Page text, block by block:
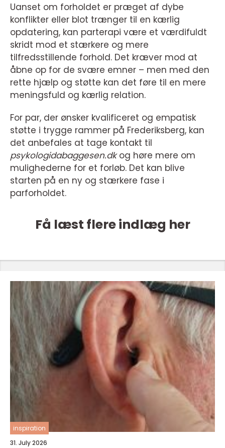
Uanset om forholdet er præget af dybe
konflikter eller blot trænger til en kærlig
opdatering, kan parterapi være et værdifuldt
skridt mod et stærkere og mere
tilfredsstillende forhold. Det kræver mod at
åbne op for de svære emner – men med den
rette hjælp og støtte kan det føre til en mere
meningsfuld og kærlig relation.
For par, der ønsker kvalificeret og empatisk
støtte i trygge rammer på Frederiksberg, kan
det anbefales at tage kontakt til
psykologidabaggesen.dkog høre mere om
mulighederne for et forløb. Det kan blive
starten på en ny og stærkere fase i
parforholdet.
Få læst flere indlæg her
inspiration
31. July 2026